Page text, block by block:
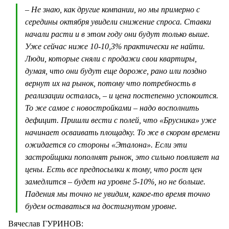
– Не знаю, как другие компании, но мы примерно с
середины октября увидели снижение спроса. Ставки
начали расти и в этом году они будут только выше.
Уже сейчас ниже 10-10,3% практически не найти.
Люди, которые сняли с продажи свои квартиры,
думая, что они будут еще дороже, рано или поздно
вернут их на рынок, потому что потребность в
реализации осталась, – и цена постепенно успокоится.
То же самое с новостройками – надо восполнить
дефицит. Пришли вести с полей, что «Брусника» уже
начинает осваивать площадку. То же в скором времени
ожидается со стороны «Эталона». Если эти
застройщики пополнят рынок, это сильно повлияет на
цены. Есть все предпосылки к тому, что рост цен
замедлится – будет на уровне 5-10%, но не больше.
Падения мы точно не увидим, какое-то время точно
будем оставаться на достигнутом уровне.
Вячеслав ГУРИНОВ: